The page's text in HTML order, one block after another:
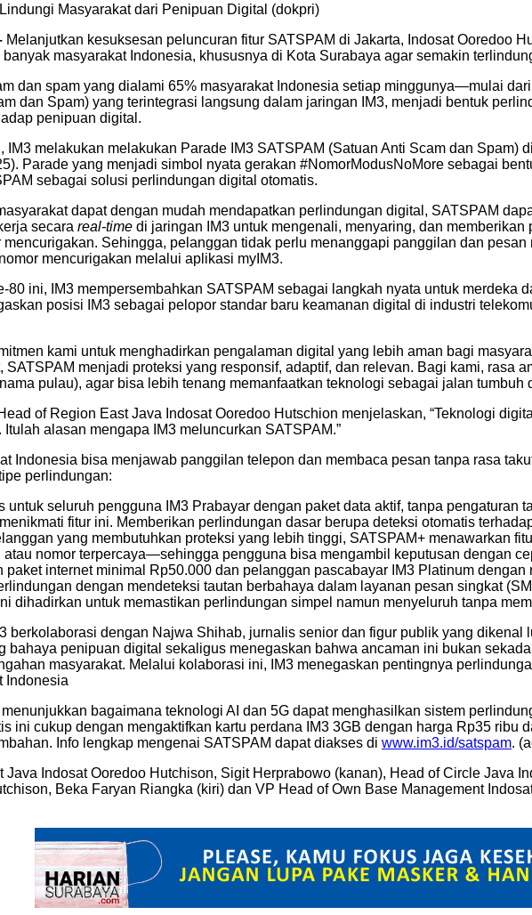
Masyarakat dari Penipuan Digital (dokpri)
Melanjutkan kesuksesan peluncuran fitur SATSPAM di Jakarta, Indosat Ooredoo
masyarakat Indonesia, khususnya di Kota Surabaya agar semakin
dan spam yang dialami 65% masyarakat Indonesia setiap minggunya—mulai
dan Spam) yang terintegrasi langsung dalam jaringan IM3, menjadi bentuk
penipuan digital.
IM3 melakukan melakukan Parade IM3 SATSPAM (Satuan Anti Scam dan Spam)
Parade yang menjadi simbol nyata gerakan #NomorModusNoMore sebagai
sebagai solusi perlindungan digital otomatis.
dapat dengan mudah mendapatkan perlindungan digital, SATSPAM
secara real-time di jaringan IM3 untuk mengenali, menyaring, dan
Sehingga, pelanggan tidak perlu menanggapi panggilan dan
mencurigakan melalui aplikasi myIM3.
80 ini, IM3 mempersembahkan SATSPAM sebagai langkah nyata untuk merdeka
posisi IM3 sebagai pelopor standar baru keamanan digital di industri
kami untuk menghadirkan pengalaman digital yang lebih aman bagi
SATSPAM menjadi proteksi yang responsif, adaptif, dan relevan. Bagi kami, rasa
pulau), agar bisa lebih tenang memanfaatkan teknologi sebagai jalan tumbuh
of Region East Java Indosat Ooredoo Hutschion menjelaskan, “Teknologi
alasan mengapa IM3 meluncurkan SATSPAM.”
Indonesia bisa menjawab panggilan telepon dan membaca pesan tanpa rasa
perlindungan:
untuk seluruh pengguna IM3 Prabayar dengan paket data aktif, tanpa pengaturan
fitur ini. Memberikan perlindungan dasar berupa deteksi otomatis
yang membutuhkan proteksi yang lebih tinggi, SATSPAM+ menawarkan
atau nomor terpercaya—sehingga pengguna bisa mengambil keputusan dengan
paket internet minimal Rp50.000 dan pelanggan pascabayar IM3 Platinum
dengan mendeteksi tautan berbahaya dalam layanan pesan singkat
dihadirkan untuk memastikan perlindungan simpel namun menyeluruh tanpa
berkolaborasi dengan Najwa Shihab, jurnalis senior dan figur publik yang
bahaya penipuan digital sekaligus menegaskan bahwa ancaman ini bukan
masyarakat. Melalui kolaborasi ini, IM3 menegaskan pentingnya
Indonesia
bagaimana teknologi AI dan 5G dapat menghasilkan sistem
ini cukup dengan mengaktifkan kartu perdana IM3 3GB dengan harga Rp35 ribu
Info lengkap mengenai SATSPAM dapat diakses di www.im3.id/satspam.
Java Indosat Ooredoo Hutchison, Sigit Herprabowo (kanan), Head of Circle Java
Beka Faryan Riangka (kiri) dan VP Head of Own Base Management